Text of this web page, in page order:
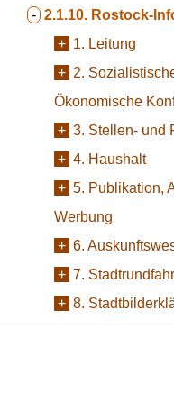
- 2.1.10. Rostock-
+ 1. Leitung
+ 2.
Ökonomische
+ 3. Stellen- und
+ 4. Haushalt
+ 5. Publikation,
Werbung
+ 6.
+ 7.
+ 8.